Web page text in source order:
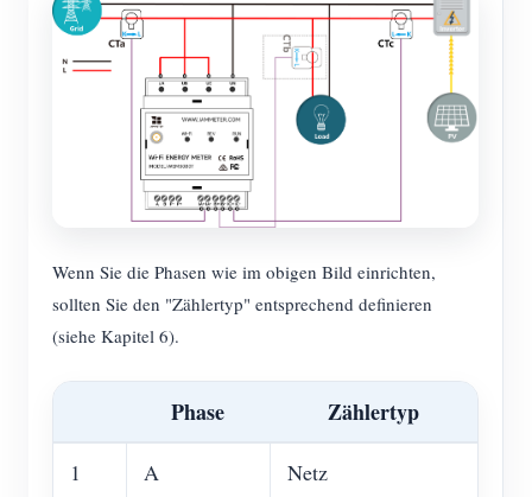
Wenn Sie die Phasen wie im obigen Bild einrichten,
sollten Sie den "Zählertyp" entsprechend definieren
(siehe Kapitel 6).
Phase Zählertyp
1 A Netz